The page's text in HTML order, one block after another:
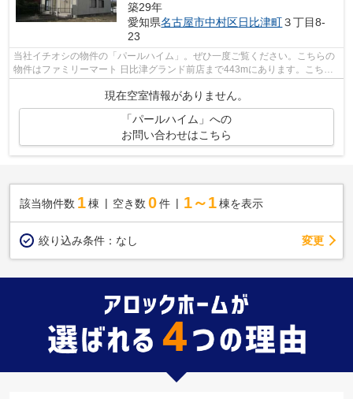
築29年
愛知県名古屋市中村区日比津町３丁目8-
23
当社イチオシの物件の「パールハイム」。ぜひ一度ご覧ください。こちらの
物件はファミリーマート 日比津グランド前店まで443mにあります。こちら
現在空室情報がありません。
「パールハイム」への
お問い合わせはこちら
該当物件数 1棟 空き数 0 件 1～1 棟を表示
絞り込み条件： なし 変更